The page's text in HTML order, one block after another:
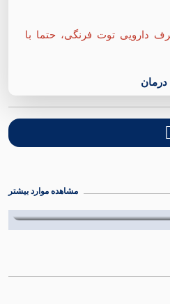
دارویی توت فرنگی، حتما با
درمان
مشاهده موارد بیشتر